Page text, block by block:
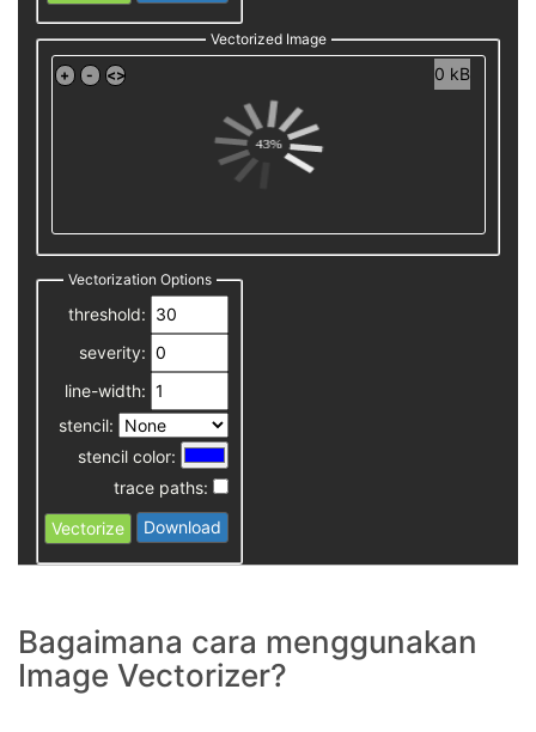
Vectorized Image
0 kB
Vectorization Options
threshold:
severity:
line-width:
stencil:
stencil color:
trace paths:
Vectorize
Download
Bagaimana cara menggunakan
Image Vectorizer?